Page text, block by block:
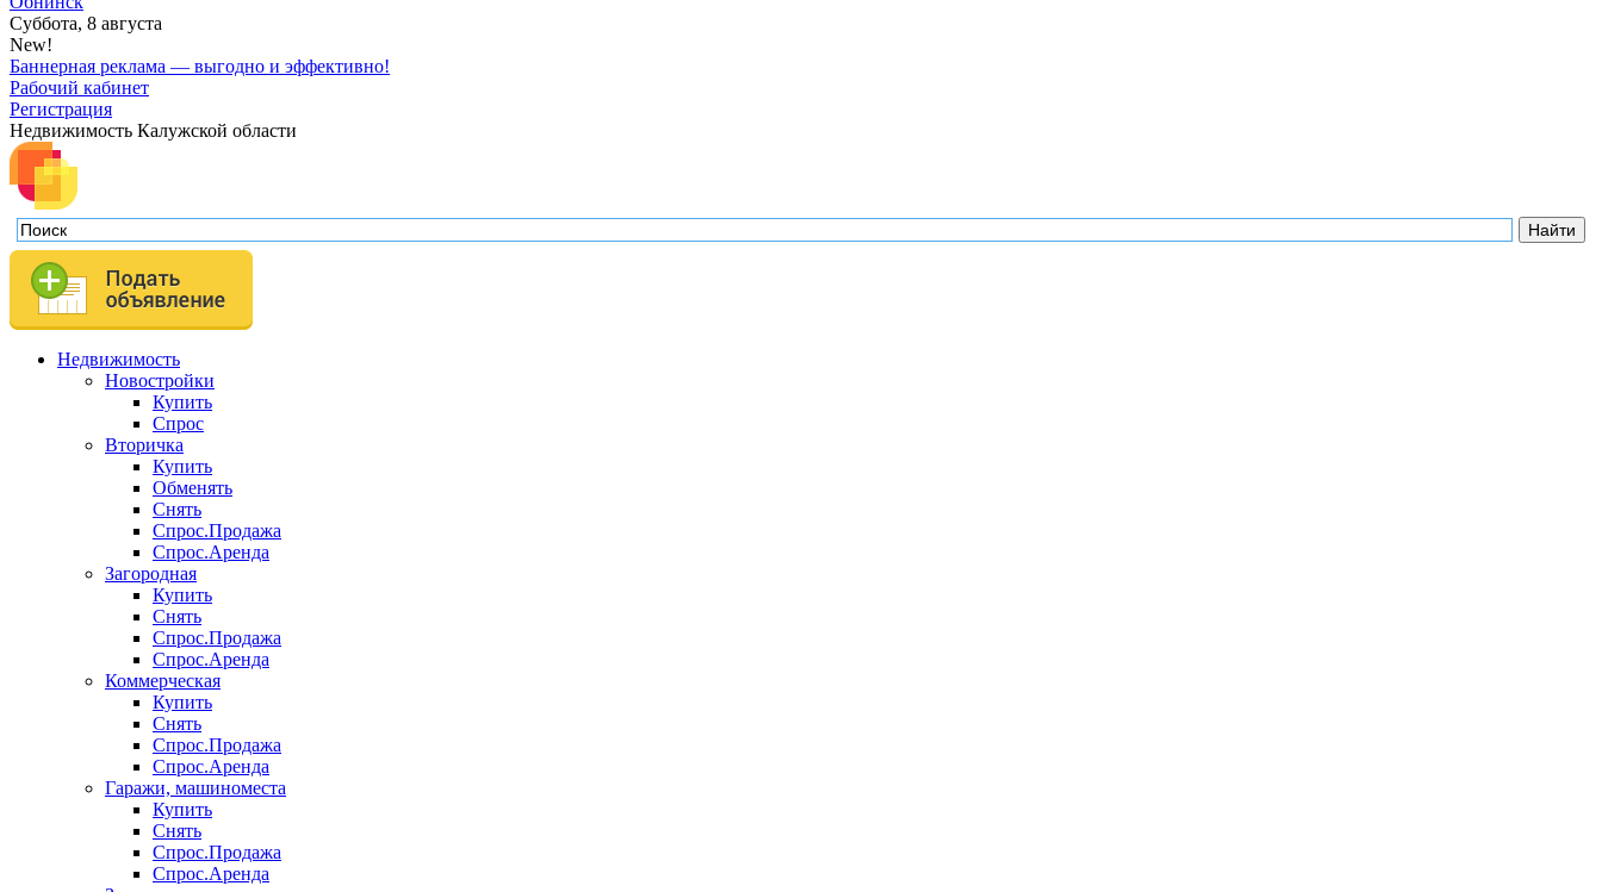
Суббота, 8 августа
New!
Баннерная реклама — выгодно и эффективно!
Рабочий кабинет
Регистрация
Недвижимость Калужской области
Недвижимость
Новостройки
Купить
Спрос
Вторичка
Купить
Обменять
Снять
Спрос.Продажа
Спрос.Аренда
Загородная
Купить
Снять
Спрос.Продажа
Спрос.Аренда
Коммерческая
Купить
Снять
Спрос.Продажа
Спрос.Аренда
Гаражи, машиноместа
Купить
Снять
Спрос.Продажа
Спрос.Аренда